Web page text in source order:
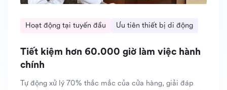
Hoạt động tại tuyến đầu Ưu tiên thiết bị di động
Tiết kiệm hơn 60.000 giờ làm việc hành
chính
Tự động xử lý 70% thắc mắc của cửa hàng, giải đáp